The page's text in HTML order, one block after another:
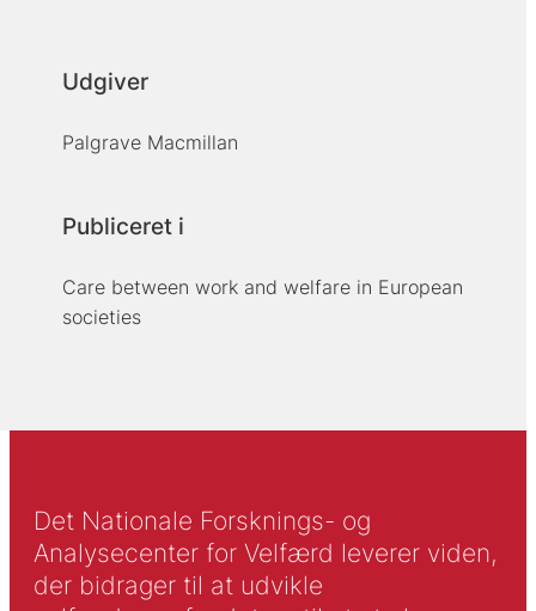
Udgiver
Palgrave Macmillan
Publiceret i
Care between work and welfare in European
societies
Det Nationale Forsknings- og
Analysecenter for Velfærd leverer viden,
der bidrager til at udvikle